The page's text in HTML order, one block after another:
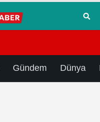
Gündem Dünya